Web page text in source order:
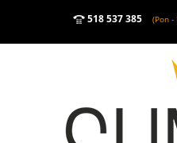
518 537 385 (Pon -